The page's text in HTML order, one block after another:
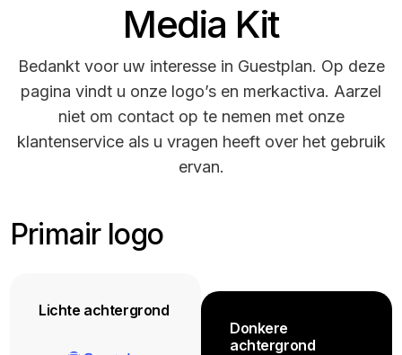
Media Kit
Bedankt voor uw interesse in Guestplan. Op deze
pagina vindt u onze logo’s en merkactiva. Aarzel
niet om contact op te nemen met onze
klantenservice als u vragen heeft over het gebruik
ervan.
Primair logo
Lichte achtergrond
Donkere
achtergrond